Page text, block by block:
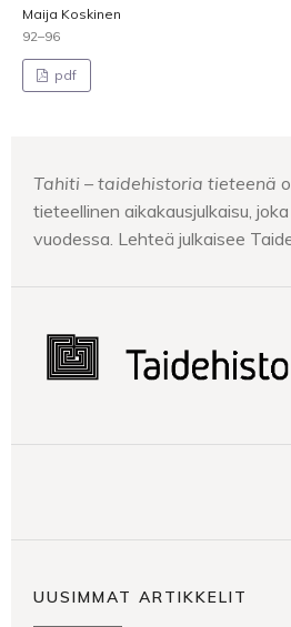
Maija Koskinen
92–96
pdf
Tahiti – taidehistoria tieteenä
tieteellinen aikakausjulkaisu,
vuodessa. Lehteä julkaisee
UUSIMMAT ARTIKKELIT